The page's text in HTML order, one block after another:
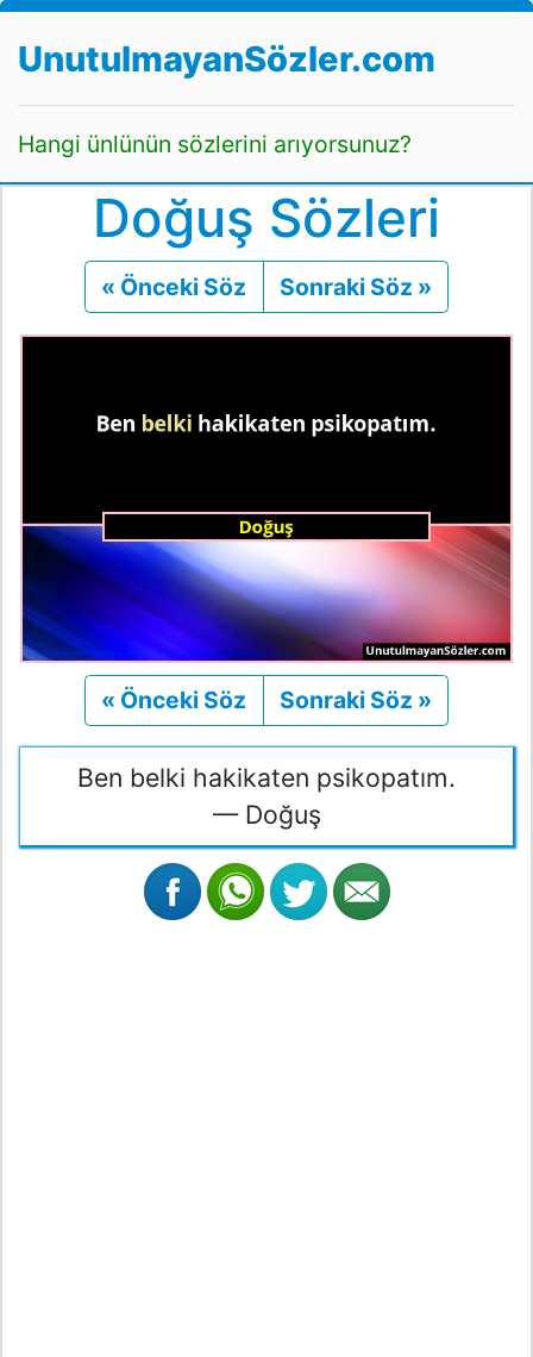
UnutulmayanSözler.com
Hangi ünlünün sözlerini arıyorsunuz?
Doğuş Sözleri
« Önceki Söz Önceki
Sonraki Söz »
« Önceki Söz Önceki
Sonraki Söz »
Ben belki hakikaten psikopatım.
— Doğuş